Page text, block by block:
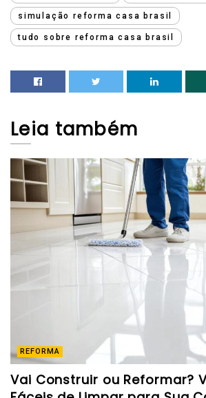
simulação reforma casa brasil
tudo sobre reforma casa brasil
Leia também
REFORMA
Vai Construir ou Reformar?